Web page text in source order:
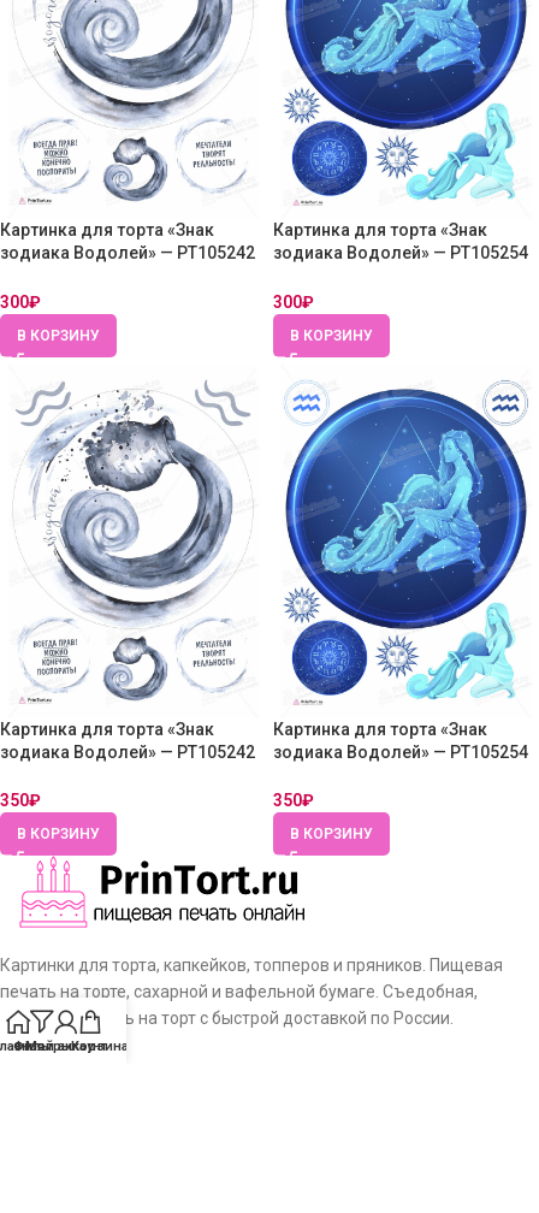
Картинка для торта «Знак
зодиака Водолей» — PT105242
300₽
В КОРЗИНУ
Картинка для торта «Знак
зодиака Водолей» — PT105254
300₽
В КОРЗИНУ
Картинка для торта «Знак
зодиака Водолей» — PT105242
350₽
В КОРЗИНУ
Картинка для торта «Знак
зодиака Водолей» — PT105254
350₽
В КОРЗИНУ
Картинки для торта, капкейков, топперов и пряников. Пищевая
печать на торте, сахарной и вафельной бумаге. Съедобная,
сахарная печать на торт с быстрой доставкой по России.
Фильтры
Мой аккаунт
Корзина